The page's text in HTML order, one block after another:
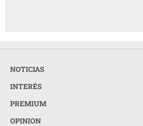
NOTICIAS
INTERÉS
PREMIUM
OPINION